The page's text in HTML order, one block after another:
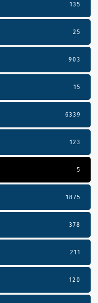
135
25
903
15
6339
123
5
1875
378
211
120